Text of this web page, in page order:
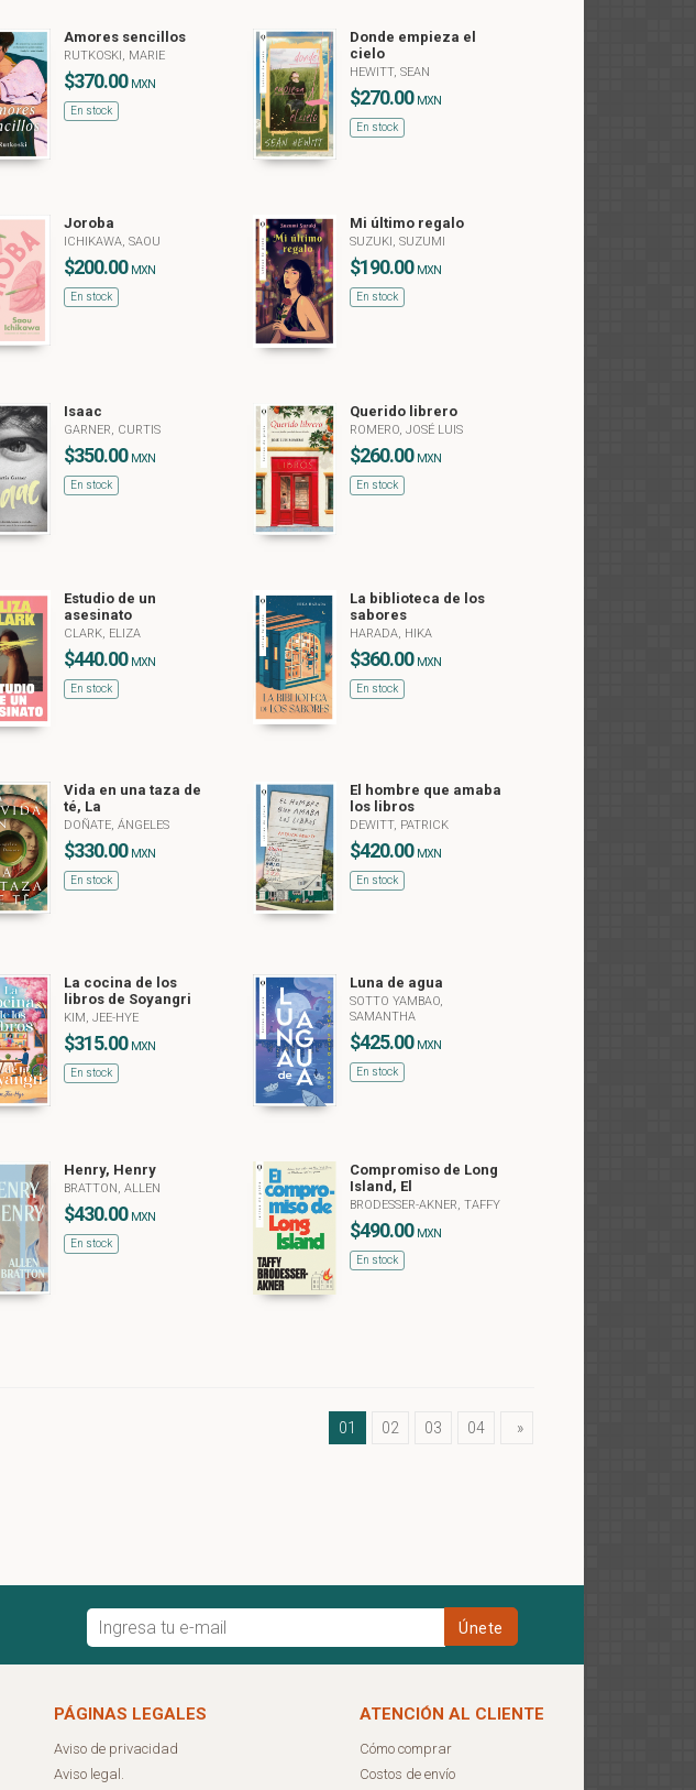
Amores sencillos
RUTKOSKI, MARIE
$370.00 MXN
En stock
Donde empieza el
cielo
HEWITT, SEAN
$270.00 MXN
En stock
Joroba
ICHIKAWA, SAOU
$200.00 MXN
En stock
Mi último regalo
SUZUKI, SUZUMI
$190.00 MXN
En stock
Isaac
GARNER, CURTIS
$350.00 MXN
En stock
Querido librero
ROMERO, JOSÉ LUIS
$260.00 MXN
En stock
Estudio de un
asesinato
CLARK, ELIZA
$440.00 MXN
En stock
La biblioteca de los
sabores
HARADA, HIKA
$360.00 MXN
En stock
Vida en una taza de
té, La
DOÑATE, ÁNGELES
$330.00 MXN
En stock
El hombre que amaba
los libros
DEWITT, PATRICK
$420.00 MXN
En stock
La cocina de los
libros de Soyangri
KIM, JEE-HYE
$315.00 MXN
En stock
Luna de agua
SOTTO YAMBAO,
SAMANTHA
$425.00 MXN
En stock
Henry, Henry
BRATTON, ALLEN
$430.00 MXN
En stock
Compromiso de Long
Island, El
BRODESSER-AKNER, TAFFY
$490.00 MXN
En stock
01 02 03 04 »
PÁGINAS LEGALES
Aviso de privacidad
Aviso legal.
ATENCIÓN AL CLIENTE
Cómo comprar
Costos de envío